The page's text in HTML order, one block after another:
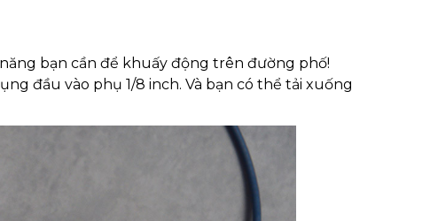
bạn cần để khuấy động trên đường phố!
đầu vào phụ 1/8 inch. Và bạn có thể tải xuống